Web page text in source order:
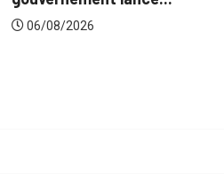
06/08/2026